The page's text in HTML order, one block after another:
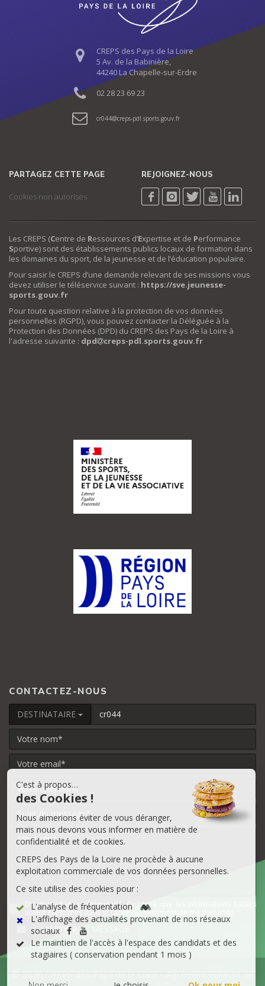
CREPS des Pays de la Loire
5 Av. de la Babinière,
44240 La Chapelle-sur-Erdre
02 28 23 69 23
cr044 creps-pdl.sports.gouv.fr
PARTAGEZ CETTE PAGE
Cookies non autorisés
REJOIGNEZ-NOUS
Les CREPS (Centre de Ressources d’Expertise et de Performance
Sportive) sont des établissements publics locaux de formation dans
les domaines du sport, de la jeunesse et de l’éducation populaire.
Pour saisir le CREPS d’une demande relevant de ses missions vous
devez utiliser le téléservice suivant : https://sve.jeunesse-
sports.gouv.fr
Pour toute question relative à la protection de vos données
personnelles (RGPD), vous pouvez contacter la Déléguée à la
Protection des Données (DPD) du CREPS des Pays de la Loire à
l'adresse suivante : dpd creps-pdl.sports.gouv.fr
CONTACTEZ-NOUS
DESTINATAIRE
En soumettant ce formulaire, j’accepte que les informations saisies
soient exploitées dans le cadre du traitement de ma demande.
© 2026 CREPS des Pays de la Loire - Agrément collectif de
C'est à propos…
des Cookies !
Nous aimerions éviter de vous déranger,
mais nous devons vous informer en matière de
confidentialité et de cookies.
CREPS des Pays de la Loire ne procède à aucune
exploitation commerciale de vos données personnelles.
Ce site utilise des cookies pour :
L'analyse de fréquentation
L'affichage des actualités provenant de nos réseaux
sociaux
Le maintien de l'accès à l'espace des candidats et des
stagiaires ( conservation pendant 1 mois )